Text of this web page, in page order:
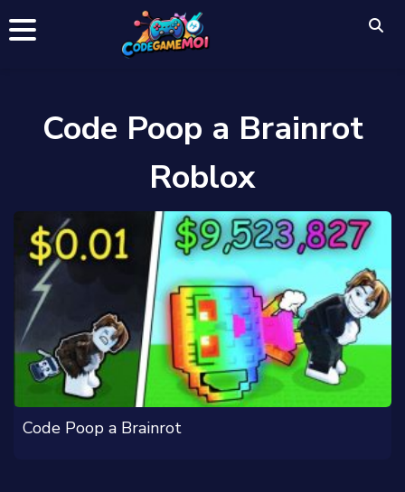
Code Poop a Brainrot
Roblox
Code Poop a Brainrot